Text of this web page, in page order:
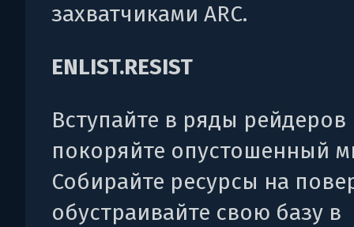
захватчиками ARC.
ENLIST.RESIST
Вступайте в ряды рейдеров
покоряйте опустошенный
Собирайте ресурсы на
обустраивайте свою базу в